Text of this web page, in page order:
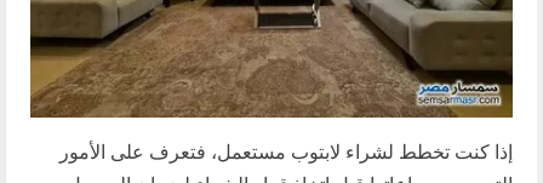
إذا كنت تخطط لشراء لابتوب مستعمل، فتعرف على الأمور